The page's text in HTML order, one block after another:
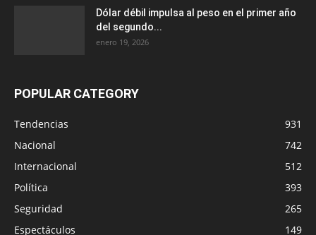
Dólar débil impulsa al peso en el primer año
del segundo...
enero 19, 2026
POPULAR CATEGORY
Tendencias
931
Nacional
742
Internacional
512
Política
393
Seguridad
265
Espectáculos
149